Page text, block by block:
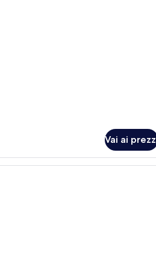
Vai ai
Un soggiorno moderno con